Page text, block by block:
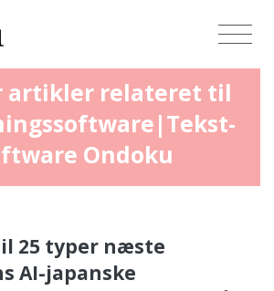
artikler relateret til
Ondoku
25 typer næste
AI-japanske